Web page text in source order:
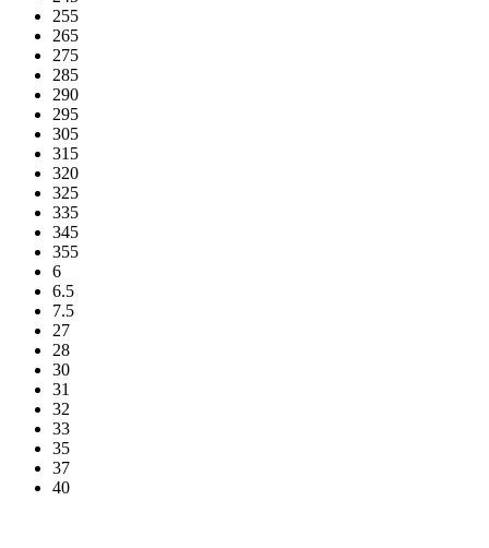
255
265
275
285
290
295
305
315
320
325
335
345
355
6
6.5
7.5
27
28
30
31
32
33
35
37
40